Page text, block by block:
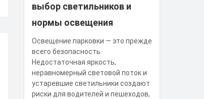
выбор светильников и
нормы освещения
Освещение парковки — это прежде
всего безопасность.
Недостаточная яркость,
неравномерный световой поток и
устаревшие светильники создают
риски для водителей и пешеходов,